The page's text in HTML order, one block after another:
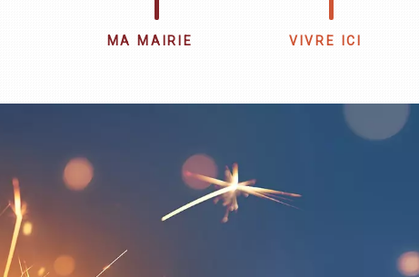
MA MAIRIE VIVRE ICI